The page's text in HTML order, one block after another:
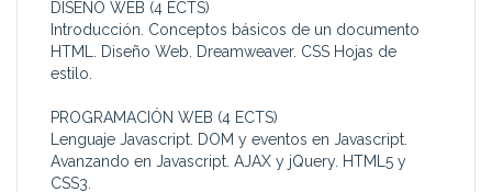
DISEÑO WEB (4 ECTS)
Introducción. Conceptos básicos de un documento
HTML. Diseño Web. Dreamweaver. CSS Hojas de
estilo.
PROGRAMACIÓN WEB (4 ECTS)
Lenguaje Javascript. DOM y eventos en Javascript.
Avanzando en Javascript. AJAX y jQuery. HTML5 y
CSS3.